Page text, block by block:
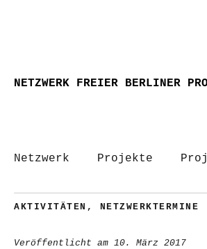
NETZWERK FREIER BERLINER
Netzwerk Projekte
AKTIVITÄTEN , NETZWERKTERMINE
Veröffentlicht am 10. März 2017